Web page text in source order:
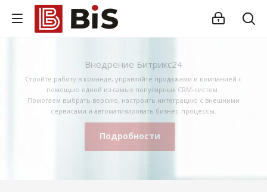
Внедрение Битрикс24
Стройте работу в команде, управляйте продажами и компанией с
помощью одной из самых популярных CRM-систем.
Помогаем выбрать версию, настроить интеграцию с внешними
сервисами и автоматизировать бизнес-процессы.
Подробности